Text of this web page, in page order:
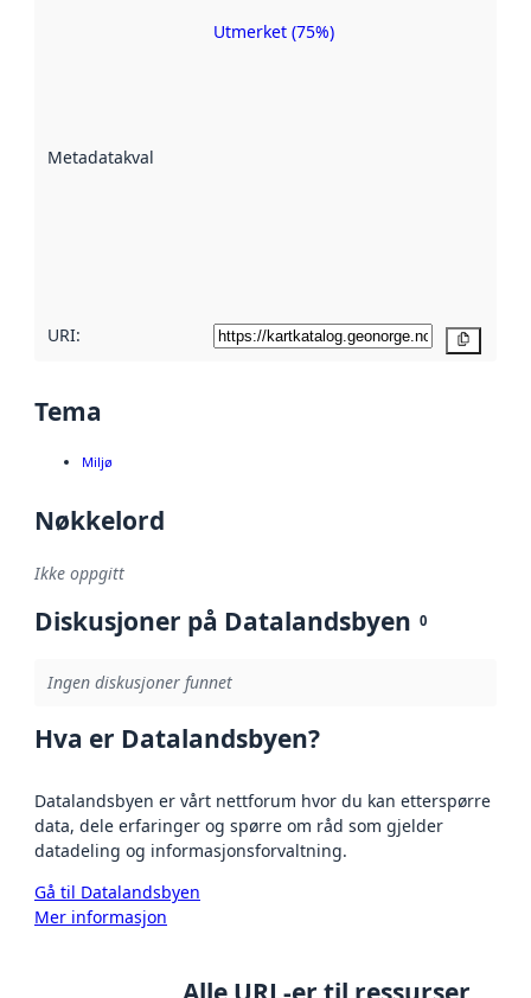
Metadatakvalitet
Metadatakvalitet
Utmerket (75%)
URI:
Tema
Miljø
Nøkkelord
Ikke oppgitt
Diskusjoner på Datalandsbyen 0
Ingen diskusjoner funnet
Hva er Datalandsbyen?
Datalandsbyen er vårt nettforum hvor du kan etterspørre
data, dele erfaringer og spørre om råd som gjelder
datadeling og informasjonsforvaltning.
Gå til Datalandsbyen
Mer informasjon